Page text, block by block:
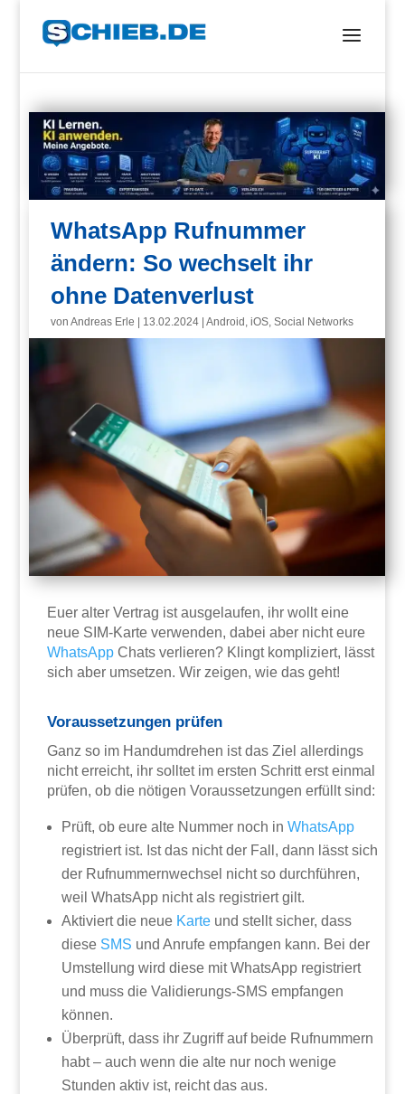
WhatsApp Rufnummer
ändern: So wechselt ihr
ohne Datenverlust
vonAndreas Erle 13.02.2024 |Android ,iOS,Social Networks
Euer alter Vertrag ist ausgelaufen, ihr wollt eine
neue SIM-Karte verwenden, dabei aber nicht eure
WhatsApp Chats verlieren? Klingt kompliziert, lässt
sich aber umsetzen. Wir zeigen, wie das geht!
Voraussetzungen prüfen
Ganz so im Handumdrehen ist das Ziel allerdings
nicht erreicht, ihr solltet im ersten Schritt erst einmal
prüfen, ob die nötigen Voraussetzungen erfüllt sind:
Prüft, ob eure alte Nummer noch inWhatsApp
registriert ist. Ist das nicht der Fall, dann lässt sich
der Rufnummernwechsel nicht so durchführen,
weil WhatsApp nicht als registriert gilt.
Aktiviert die neue Karte und stellt sicher, dass
diese SMS und Anrufe empfangen kann. Bei der
Umstellung wird diese mit WhatsApp registriert
und muss die Validierungs-SMS empfangen
können.
Überprüft, dass ihr Zugriff auf beide Rufnummern
habt – auch wenn die alte nur noch wenige
Stunden aktiv ist, reicht das aus.